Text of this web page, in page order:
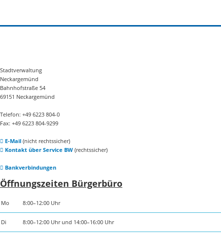
Stadtverwaltung
Neckargemünd
Bahnhofstraße 54
69151 Neckargemünd
Telefon: +49 6223 804-0
Fax: +49 6223 804-9299
E-Mail(nicht rechtssicher)
Kontakt über Service BW(rechtssicher)
Bankverbindungen
Öffnungszeiten Bürgerbüro
Mo 8:00–12:00 Uhr
Di 8:00–12:00 Uhr und 14:00–16:00 Uhr